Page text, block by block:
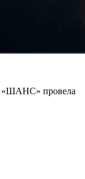
«ШАНС» провела